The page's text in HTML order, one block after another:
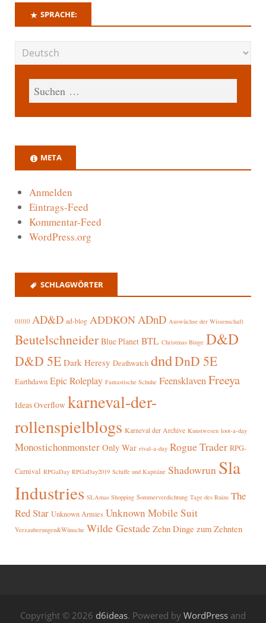
SPRACHE:
META
Anmelden
Eintrags-Feed
Kommentar-Feed
WordPress.org
SCHLAGWÖRTER
01010 AD&D ad-blog ADDKONADnD Auswüchse der Wissenschaft
Beutelschneider Blue Planet BTL Christmas Binge D&D
D&D 5E Dark Heresy Deathwatch dndDnD 5E
Earthdawn Epic Roleplay Fantastische Schuhe FeensklavenFreeya
Ideas Overflow karneval-der-
rollenspielblogs Karneval der Archive Kunstwesen loot-a-day
Monostichonmonster Only War rival-a-day Rogue Trader RPG-
Carnival RPGaDay RPGaDay2019 Schiffe und Kapitäne Shadowrun Sla
Industries SLAmas Shopping Sommerverdichtung Tage des Ruins The
Red Star Unknown Armies Unknown Mobile Suit
Verzauberungen&Wünsche Wilde Gestade Zehn Dinge zum Zehnten
Copyright © 2026 d6ideas. Powered by WordPress and